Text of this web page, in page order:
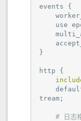
events {
}
http {
tream;
# 日志